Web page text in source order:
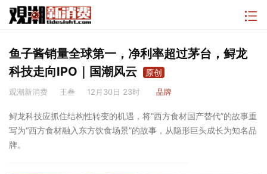
鱼子酱销量全球第一，净利率超过茅台，鲟龙
科技走向IPO｜国潮风云
原创
观潮新消费 王叁 12月30日 23时 品牌
鲟龙科技应抓住结构性转变的机遇，将“西方食材国产替代”的故事重
写为“西方食材融入东方饮食场景”的故事，从隐形巨头成长为知名品
牌。